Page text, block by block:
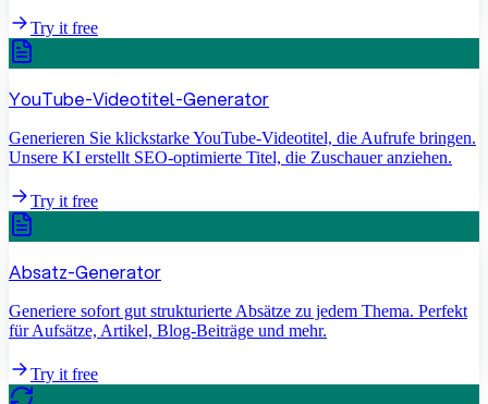
Try it free
YouTube-Videotitel-Generator
Generieren Sie klickstarke YouTube-Videotitel, die Aufrufe bringen.
Unsere KI erstellt SEO-optimierte Titel, die Zuschauer anziehen.
Try it free
Absatz-Generator
Generiere sofort gut strukturierte Absätze zu jedem Thema. Perfekt
für Aufsätze, Artikel, Blog-Beiträge und mehr.
Try it free